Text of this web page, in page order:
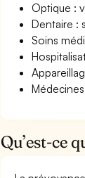
Optique :
Dentaire :
Soins
Qu’est-ce